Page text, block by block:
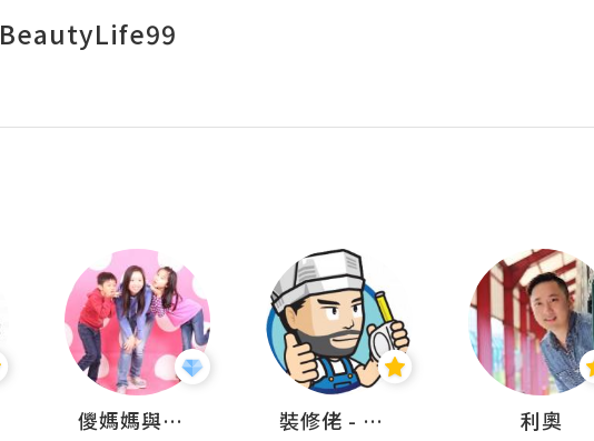
BeautyLife99
儍媽媽與兩隻小魔怪之家 裝修佬 - 香港一站式網上裝修平台 利奧